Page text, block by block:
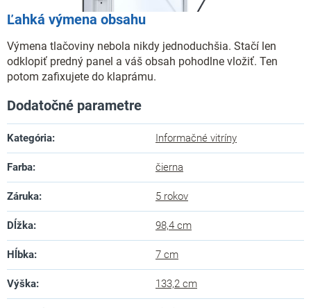
Ľahká výmena obsahu
Výmena tlačoviny nebola nikdy jednoduchšia. Stačí len
odklopiť predný panel a váš obsah pohodlne vložiť. Ten
potom zafixujete do klaprámu.
Dodatočné parametre
Kategória: Informačné vitríny
Farba: čierna
Záruka: 5 rokov
Dĺžka: 98,4 cm
Hĺbka: 7 cm
Výška: 133,2 cm